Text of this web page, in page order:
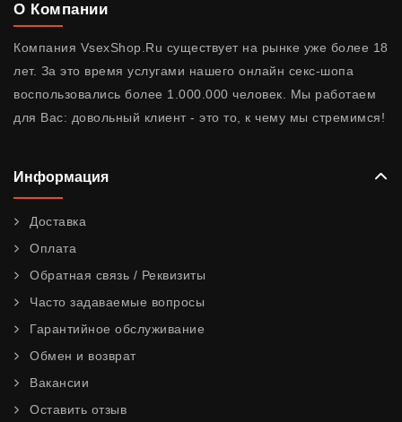
О Компании
Компания VsexShop.Ru существует на рынке уже более 18
лет. За это время услугами нашего онлайн секс-шопа
воспользовались более 1.000.000 человек. Мы работаем
для Вас: довольный клиент - это то, к чему мы стремимся!
Информация
Доставка
Оплата
Обратная связь / Реквизиты
Часто задаваемые вопросы
Гарантийное обслуживание
Обмен и возврат
Вакансии
Оставить отзыв